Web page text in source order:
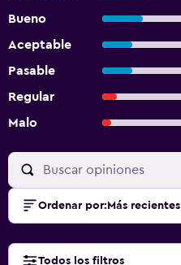
Bueno
Aceptable
Pasable
Regular
Malo
Ordenar por: Más recientes
Todos los filtros